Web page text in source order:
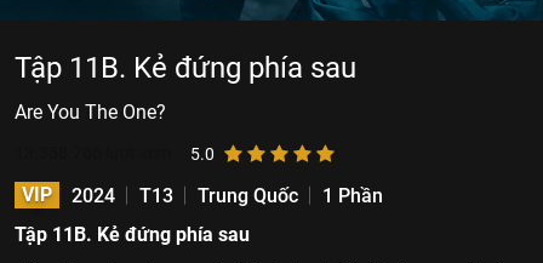
Tập 11B. Kẻ đứng phía sau
Are You The One?
5.0
VIP 2024 T13 Trung Quốc
1 Phần
Tập 11B. Kẻ đứng phía sau